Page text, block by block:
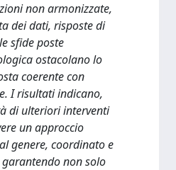
non armonizzate,
dei dati, risposte di
sfide poste
ostacolano lo
coerente con
I risultati indicano,
di ulteriori interventi
un approccio
genere, coordinato e
garantendo non solo